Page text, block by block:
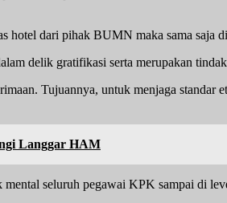
dari pihak BUMN maka sama saja
delik gratifikasi serta merupakan
Tujuannya, untuk menjaga standar
Langgar HAM
seluruh pegawai KPK sampai di